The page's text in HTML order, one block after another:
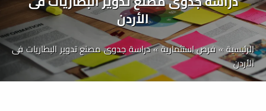
الأردن
الرئيسية»فرص استثمارية»دراسة جدوى مصنع تدوير البطاريات فى
الأردن